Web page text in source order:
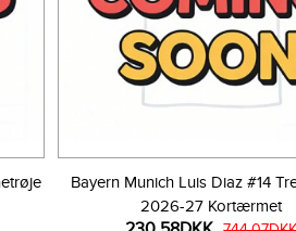
Bayern Munich Luis Diaz #14
2026-27 Kortærmet